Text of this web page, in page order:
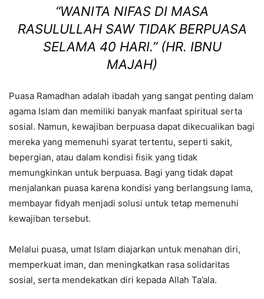
“WANITA NIFAS DI MASA
RASULULLAH SAW TIDAK BERPUASA
SELAMA 40 HARI.”(HR. IBNU
MAJAH)
Puasa Ramadhan adalah ibadah yang sangat penting dalam
agama Islam dan memiliki banyak manfaat spiritual serta
sosial. Namun, kewajiban berpuasa dapat dikecualikan bagi
mereka yang memenuhi syarat tertentu, seperti sakit,
bepergian, atau dalam kondisi fisik yang tidak
memungkinkan untuk berpuasa. Bagi yang tidak dapat
menjalankan puasa karena kondisi yang berlangsung lama,
membayar fidyah menjadi solusi untuk tetap memenuhi
kewajiban tersebut.
Melalui puasa, umat Islam diajarkan untuk menahan diri,
memperkuat iman, dan meningkatkan rasa solidaritas
sosial, serta mendekatkan diri kepada Allah Ta’ala.